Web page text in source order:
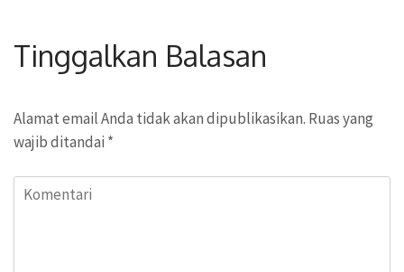
Tinggalkan Balasan
Alamat email Anda tidak akan dipublikasikan. Ruas yang
wajib ditandai *
Komentari